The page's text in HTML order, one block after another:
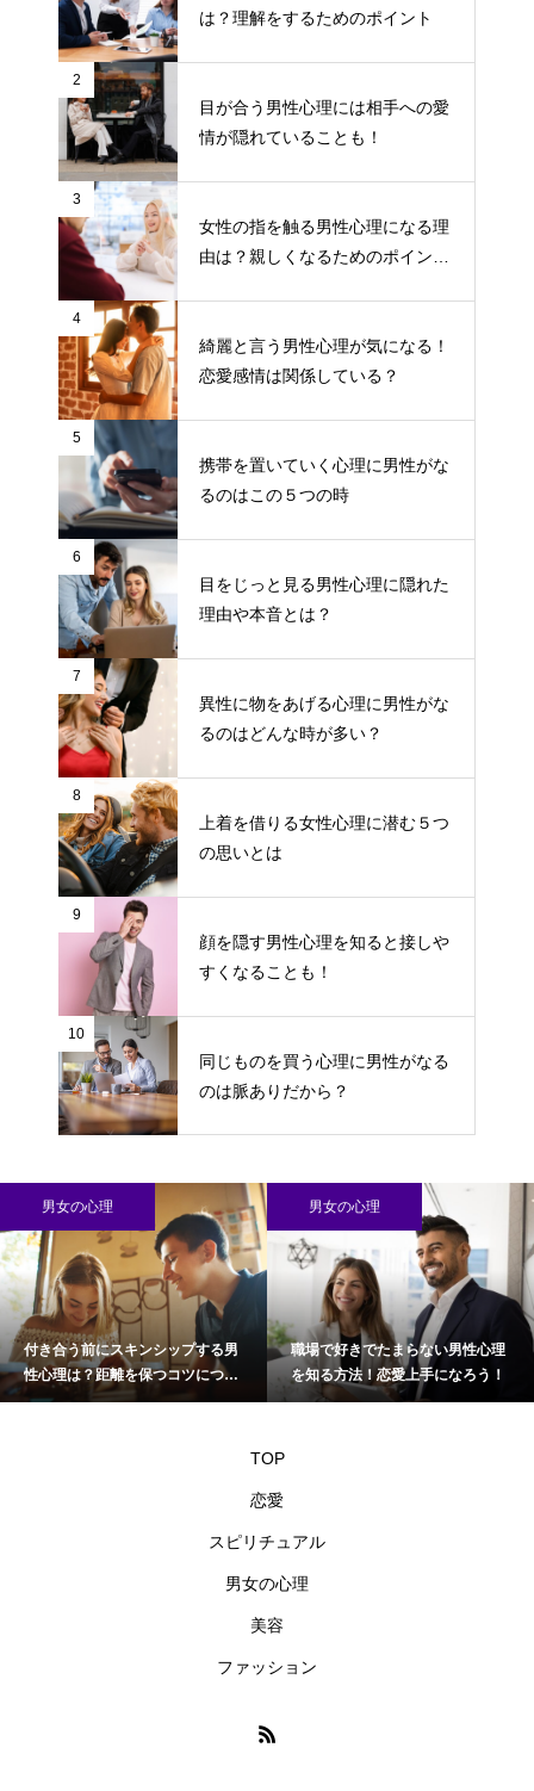
は？理解をするためのポイント
2
目が合う男性心理には相手への愛
情が隠れていることも！
3
女性の指を触る男性心理になる理
由は？親しくなるためのポイント
4
綺麗と言う男性心理が気になる！
恋愛感情は関係している？
5
携帯を置いていく心理に男性がな
るのはこの５つの時
6
目をじっと見る男性心理に隠れた
理由や本音とは？
7
異性に物をあげる心理に男性がな
るのはどんな時が多い？
8
上着を借りる女性心理に潜む５つ
の思いとは
9
顔を隠す男性心理を知ると接しや
すくなることも！
10
同じものを買う心理に男性がなる
のは脈ありだから？
男女の心理
付き合う前にスキンシップする男
性心理は？距離を保つコツについ
て
男女の心理
職場で好きでたまらない男性心理
を知る方法！恋愛上手になろう！
TOP
恋愛
スピリチュアル
男女の心理
美容
ファッション